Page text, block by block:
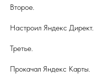
Второе.
Настроил Яндекс Директ.
Третье.
Прокачал Яндекс Карты.